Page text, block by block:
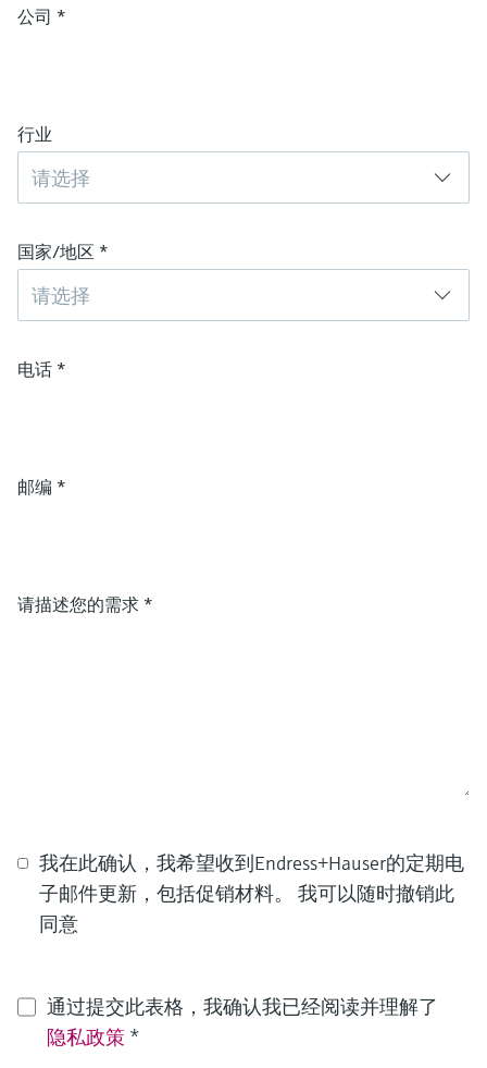
公司 *
行业
请选择
国家/地区 *
请选择
电话 *
邮编 *
请描述您的需求 *
我在此确认，我希望收到Endress+Hauser的定期电
子邮件更新，包括促销材料。 我可以随时撤销此
同意
通过提交此表格，我确认我已经阅读并理解了
隐私政策 *